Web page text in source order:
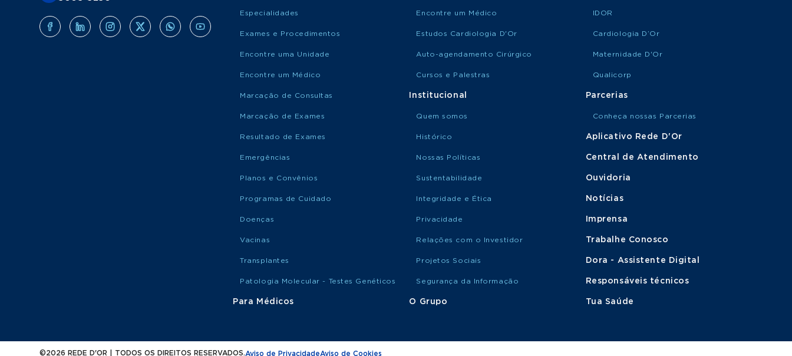
Especialidades
Exames e Procedimentos
Encontre uma Unidade
Encontre um Médico
Marcação de Consultas
Marcação de Exames
Resultado de Exames
Emergências
Planos e Convênios
Programas de Cuidado
Doenças
Vacinas
Transplantes
Patologia Molecular - Testes Genéticos
Para Médicos
Encontre um Médico
Estudos Cardiologia D'Or
Auto-agendamento Cirúrgico
Cursos e Palestras
Institucional
Quem somos
Histórico
Nossas Políticas
Sustentabilidade
Integridade e Ética
Privacidade
Relações com o Investidor
Projetos Sociais
Segurança da Informação
O Grupo
IDOR
Cardiologia D’Or
Maternidade D'Or
Qualicorp
Parcerias
Conheça nossas Parcerias
Aplicativo Rede D'Or
Central de Atendimento
Ouvidoria
Notícias
Imprensa
Trabalhe Conosco
Dora - Assistente Digital
Responsáveis técnicos
Tua Saúde
©2026 REDE D'OR | TODOS OS DIREITOS RESERVADOS.Aviso de PrivacidadeAviso de Cookies